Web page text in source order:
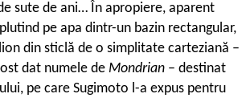
sute de ani… În apropiere, aparent
pe apa dintr-un bazin rectangular,
din sticlă de o simplitate carteziană –
dat numele de Mondrian – destinat
pe care Sugimoto l-a expus pentru